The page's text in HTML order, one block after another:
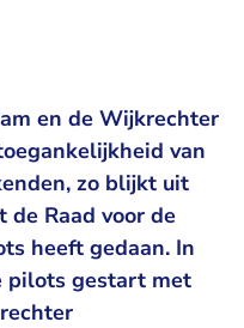
en de Wijkrechter
van
zo blijkt uit
de Raad voor de
heeft gedaan. In
pilots gestart met